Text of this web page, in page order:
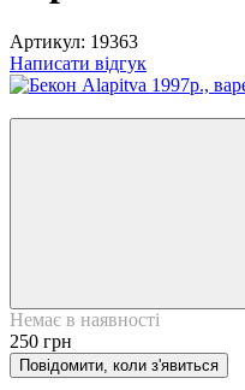
Артикул: 19363
Написати відгук
Немає в наявності
250 грн
Повідомити, коли з'явиться